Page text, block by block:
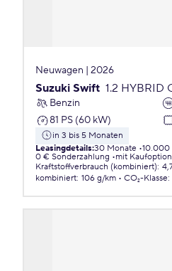
Neuwagen | 2026
Suzuki Swift 1.2 HYBRID
Benzin
81 PS (60 kW)
in 3 bis 5 Monaten
Leasingdetails:30 Monate 10.000
0 € Sonderzahlung
mit Kaufoption
Kraftstoffverbrauch (kombiniert):
kombiniert: 106 g/km CO₂-Klasse: